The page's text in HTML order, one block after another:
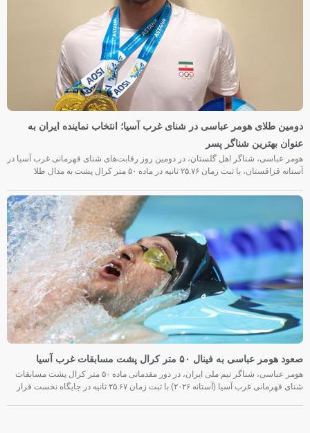
دومین طلای هومر عباسی در شنای غرب آسیا؛ انتخاب نماینده ایران به
عنوان بهترین شناگر پسر
هومر عباسی، شناگر اهل گلستان، در دومین روز رقابت‌های شنای قهرمانی غرب آسیا در
آستانه قزاقستان، با ثبت زمان ۲۵.۷۶ ثانیه در ماده ۵۰ متر کرال پشت به مدال طلا
صعود هومر عباسی به فینال ۵۰ متر کرال پشت مسابقات غرب آسیا
هومر عباسی، شناگر تیم ملی ایران، در دور مقدماتی ماده ۵۰ متر کرال پشت مسابقات
شنای قهرمانی غرب آسیا (آستانه ۲۰۲۶) با ثبت زمان ۲۵.۶۷ ثانیه در جایگاه نخست قرار